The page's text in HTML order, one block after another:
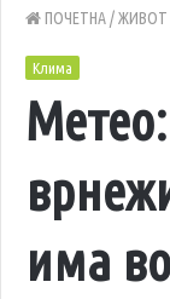
ПОЧЕТНА/ЖИВОТ
Клима
има